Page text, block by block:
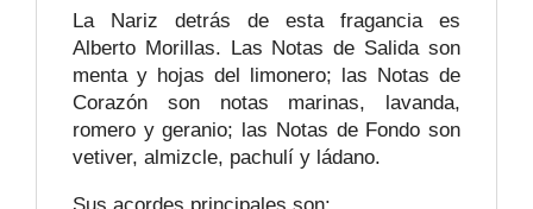
La Nariz detrás de esta fragancia es
Alberto Morillas. Las Notas de Salida son
menta y hojas del limonero; las Notas de
Corazón son notas marinas, lavanda,
romero y geranio; las Notas de Fondo son
vetiver, almizcle, pachulí y ládano.